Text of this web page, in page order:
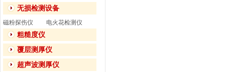
无损检测设备
磁粉探伤仪 电火花检测仪
粗糙度仪
覆层测厚仪
超声波测厚仪